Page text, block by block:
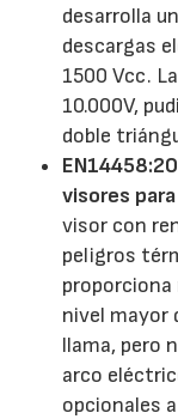
desarrolla
descargas
1500 Vcc.
10.000V,
doble
visores
visor con
peligros
nivel mayor
llama, pero
arco
opcionales